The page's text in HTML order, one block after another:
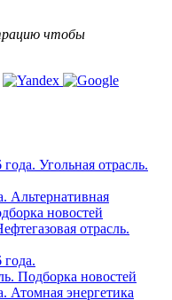
чтобы
Угольная отрасль.
Альтернативная
новостей
отрасль.
Подборка новостей
Атомная энергетика